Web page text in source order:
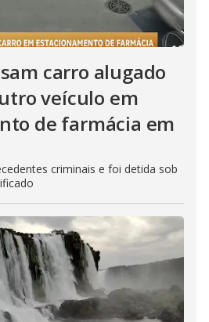
carro alugado
veículo em
de farmácia em
criminais e foi detida sob